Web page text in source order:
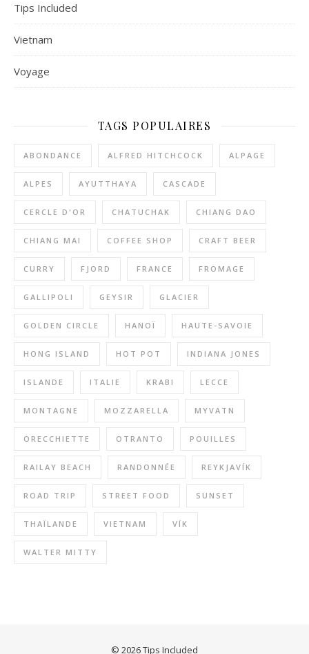
Tips Included
Vietnam
Voyage
TAGS POPULAIRES
ABONDANCE ALFRED HITCHCOCK ALPAGE
ALPES AYUTTHAYA CASCADE
CERCLE D'OR CHATUCHAK CHIANG DAO
CHIANG MAI COFFEE SHOP CRAFT BEER
CURRY FJORD FRANCE FROMAGE
GALLIPOLI GEYSIR GLACIER
GOLDEN CIRCLE HANOÏ HAUTE-SAVOIE
HONG ISLAND HOT POT INDIANA JONES
ISLANDE ITALIE KRABI LECCE
MONTAGNE MOZZARELLA MYVATN
ORECCHIETTE OTRANTO POUILLES
RAILAY BEACH RANDONNÉE REYKJAVÍK
ROAD TRIP STREET FOOD SUNSET
THAÏLANDE VIETNAM VÍK
WALTER MITTY
© 2026 Tips Included